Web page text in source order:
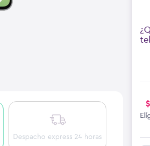
Despacho express 24 horas
$